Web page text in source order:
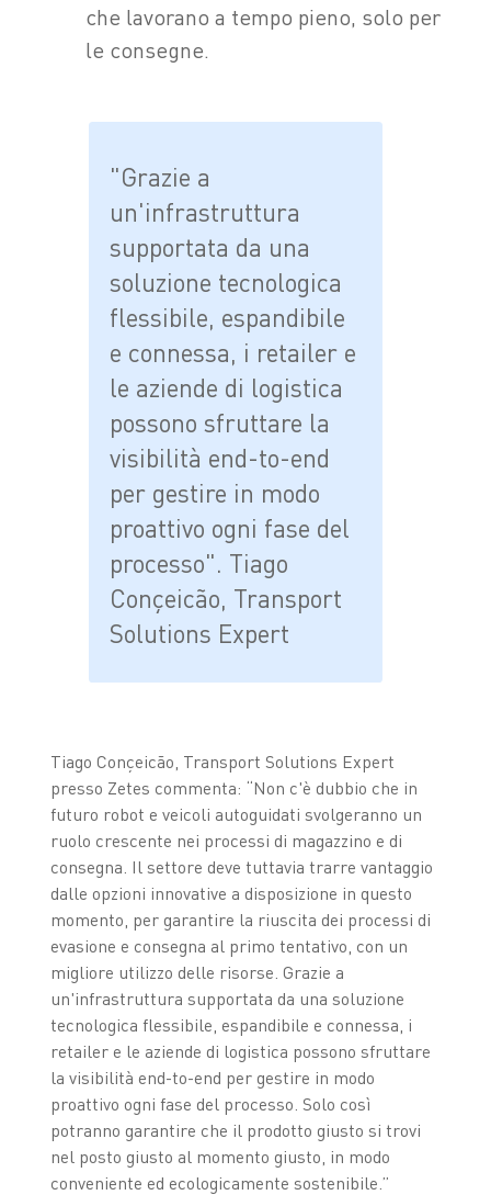
che lavorano a tempo pieno, solo per
le consegne.
"Grazie a
un'infrastruttura
supportata da una
soluzione tecnologica
flessibile, espandibile
e connessa, i retailer e
le aziende di logistica
possono sfruttare la
visibilità end-to-end
per gestire in modo
proattivo ogni fase del
processo". Tiago
Conçeicão, Transport
Solutions Expert
Tiago Conçeicão, Transport Solutions Expert
presso Zetes commenta: “Non c'è dubbio che in
futuro robot e veicoli autoguidati svolgeranno un
ruolo crescente nei processi di magazzino e di
consegna. Il settore deve tuttavia trarre vantaggio
dalle opzioni innovative a disposizione in questo
momento, per garantire la riuscita dei processi di
evasione e consegna al primo tentativo, con un
migliore utilizzo delle risorse. Grazie a
un'infrastruttura supportata da una soluzione
tecnologica flessibile, espandibile e connessa, i
retailer e le aziende di logistica possono sfruttare
la visibilità end-to-end per gestire in modo
proattivo ogni fase del processo. Solo così
potranno garantire che il prodotto giusto si trovi
nel posto giusto al momento giusto, in modo
conveniente ed ecologicamente sostenibile.”